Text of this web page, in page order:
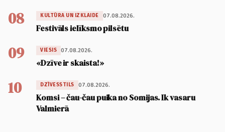
08 KULTŪRA UN IZKLAIDE 07.08.2026.
Festivāls ielīksmo pilsētu
09 VIESIS 07.08.2026.
«Dzīve ir skaista!»
10 DZĪVESSTILS 07.08.2026.
Komsi – čau-čau puika no Somijas. Ik vasaru
Valmierā